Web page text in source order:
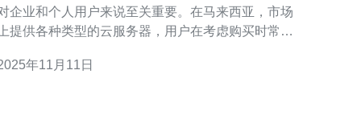
企业和个人用户来说至关重要。在马来西亚，市场
上提供各种类型的云服务器，用户在考虑购买时常常
？是否存在性价比高的方案？本文将深入探讨在马
年11月11日